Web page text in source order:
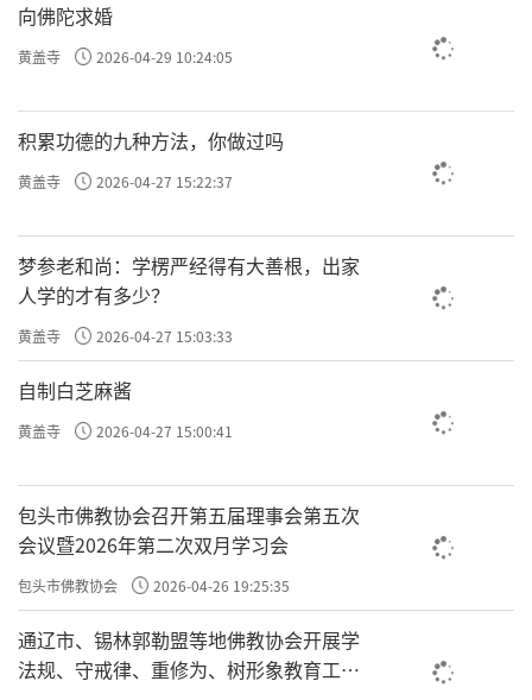
向佛陀求婚
黄盖寺 2026-04-29 10:24:05
积累功德的九种方法，你做过吗
黄盖寺 2026-04-27 15:22:37
梦参老和尚：学楞严经得有大善根，出家
人学的才有多少？
黄盖寺 2026-04-27 15:03:33
自制白芝麻酱
黄盖寺 2026-04-27 15:00:41
包头市佛教协会召开第五届理事会第五次
会议暨2026年第二次双月学习会
包头市佛教协会 2026-04-26 19:25:35
通辽市、锡林郭勒盟等地佛教协会开展学
法规、守戒律、重修为、树形象教育工作